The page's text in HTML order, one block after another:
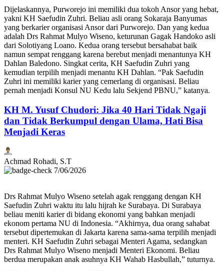
Dijelaskannya, Purworejo ini memiliki dua tokoh Ansor yang hebat,
yakni KH Saefudin Zuhri. Beliau asli orang Sokaraja Banyumas
yang berkarier organisasi Ansor dari Purworejo. Dan yang kedua
adalah Drs Rahmat Mulyo Wiseno, keturunan Gagak Handoko asli
dari Solotiyang Loano. Kedua orang tersebut bersahabat baik
namun sempat renggang karena berebut menjadi menantunya KH
Dahlan Baledono. Singkat cerita, KH Saefudin Zuhri yang
kemudian terpilih menjadi menantu KH Dahlan. “Pak Saefudin
Zuhri ini memiliki karier yang cemerlang di organisasi. Beliau
pernah menjadi Konsul NU Kedu lalu Sekjend PBNU,” katanya.
KH M. Yusuf Chudori: Jika 40 Hari Tidak Ngaji
dan Tidak Berkumpul dengan Ulama, Hati Bisa
Menjadi Keras
Achmad Rohadi, S.T
7/06/2026
Drs Rahmat Mulyo Wiseno setelah agak renggang dengan KH
Saefudin Zuhri waktu itu lalu hijrah ke Surabaya. Di Surabaya
beliau meniti karier di bidang ekonomi yang bahkan menjadi
ekonom pertama NU di Indonesia. “Akhirnya, dua orang sahabat
tersebut dipertemukan di Jakarta karena sama-sama terpilih menjadi
menteri. KH Saefudin Zuhri sebagai Menteri Agama, sedangkan
Drs Rahmat Mulyo Wiseno menjadi Menteri Ekonomi. Beliau
berdua merupakan anak asuhnya KH Wahab Hasbullah,” tuturnya.